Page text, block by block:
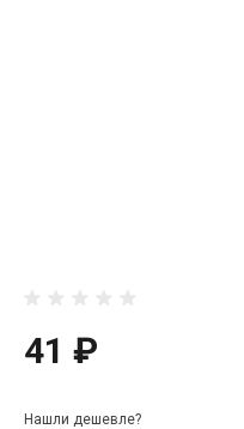
41 ₽
Нашли дешевле?